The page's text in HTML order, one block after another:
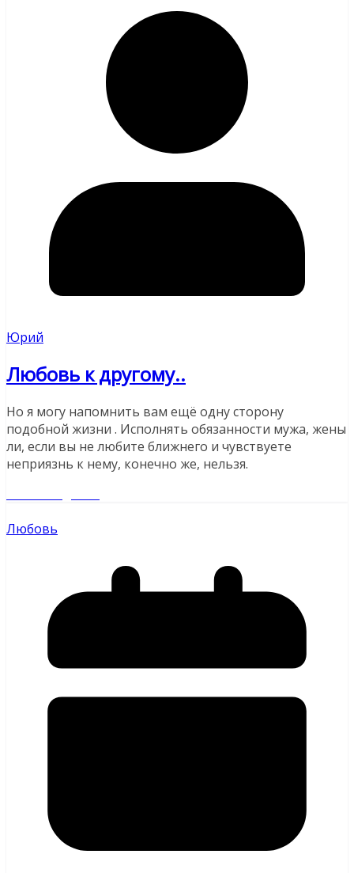
Юрий
Любовь к другому..
Но я могу напомнить вам ещё одну сторону
подобной жизни . Исполнять обязанности мужа, жены
ли, если вы не любите ближнего и чувствуете
неприязнь к нему, конечно же, нельзя.
Любовь